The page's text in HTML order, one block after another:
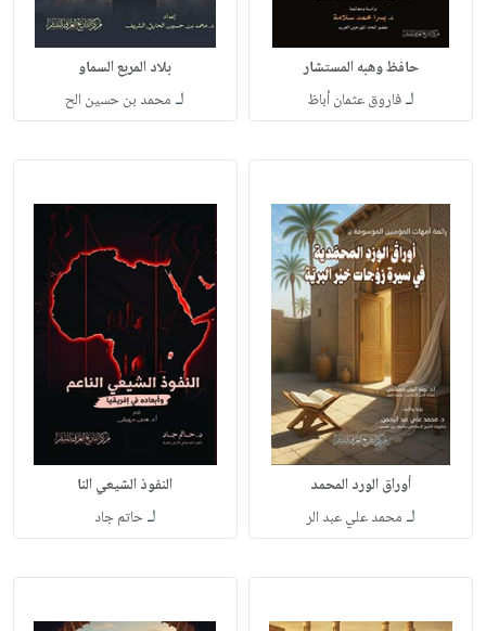
حافظ وهبه المستشار
لـفاروق عثمان أباظ
بلاد المربع السماو
لـ محمد بن حسين الح
أوراق الورد المحمد
لـ محمد علي عبد الر
النفوذ الشيعي النا
لـحاتم جاد